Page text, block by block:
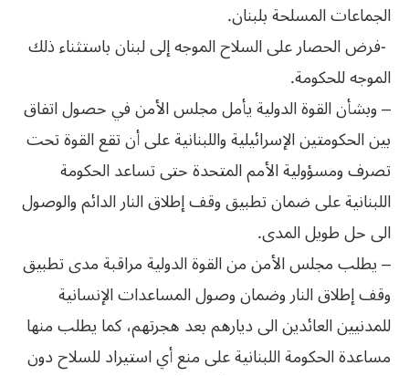
‬الجماعات‮ ‬المسلحة‮ ‬بلبنان‮.‬
‬الموجه‮ ‬للحكومة‮.‬
– وبشأن القوة الدولية يأمل مجلس الأمن في حصول اتفاق
بين الحكومتين الإسرائيلية واللبنانية على أن تقع القوة تحت
تصرف ومسؤولية الأمم المتحدة حتى تساعد الحكومة
اللبنانية على ضمان تطبيق وقف إطلاق النار الدائم والوصول
الى حل طويل المدى.
– يطلب مجلس الأمن من القوة الدولية مراقبة مدى تطبيق
وقف إطلاق النار وضمان وصول المساعدات الإنسانية
للمدنيين العائدين الى ديارهم بعد هجرتهم، كما يطلب منها
مساعدة الحكومة اللبنانية على منع أي استيراد للسلاح دون